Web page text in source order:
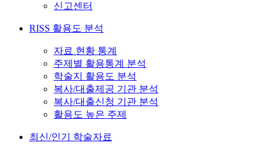
신고센터
RISS 활용도 분석
자료 현황 통계
주제별 활용통계 분석
학술지 활용도 분석
복사/대출제공 기관 분석
복사/대출신청 기관 분석
활용도 높은 주제
최신/인기 학술자료